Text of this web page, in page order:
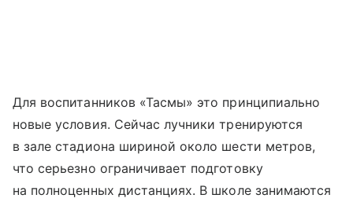
Для воспитанников «Тасмы» это принципиально
новые условия. Сейчас лучники тренируются
в зале стадиона шириной около шести метров,
что серьезно ограничивает подготовку
на полноценных дистанциях. В школе занимаются